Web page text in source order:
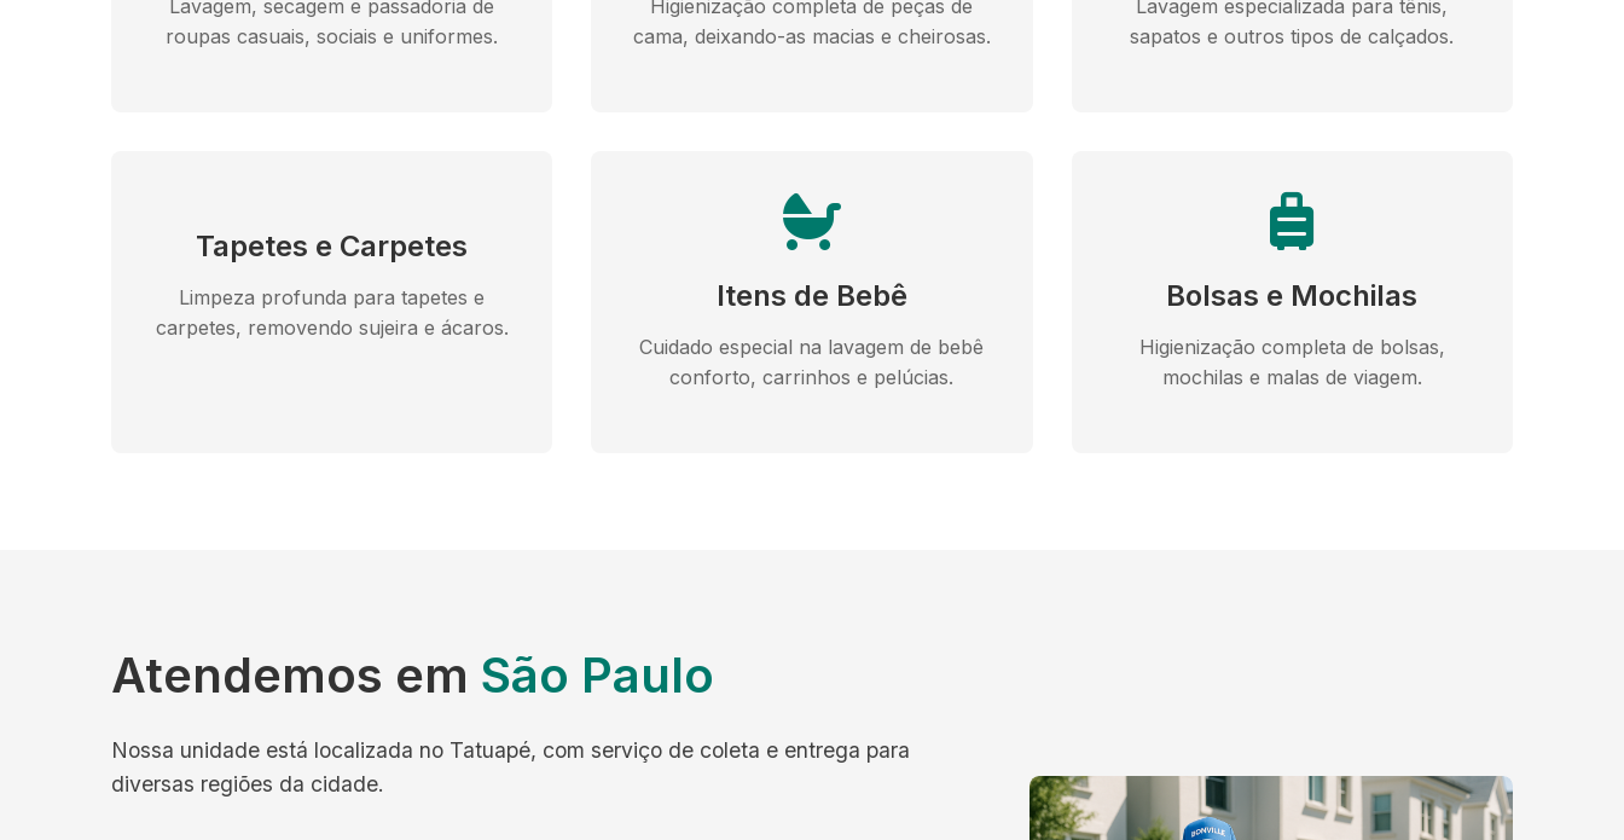
Lavagem, secagem e passadoria de
roupas casuais, sociais e uniformes.
Higienização completa de peças de
cama, deixando-as macias e cheirosas.
Lavagem especializada para tênis,
sapatos e outros tipos de calçados.
Tapetes e Carpetes
Limpeza profunda para tapetes e
carpetes, removendo sujeira e ácaros.
Itens de Bebê
Cuidado especial na lavagem de bebê
conforto, carrinhos e pelúcias.
Bolsas e Mochilas
Higienização completa de bolsas,
mochilas e malas de viagem.
Atendemos em São Paulo
Nossa unidade está localizada no Tatuapé, com serviço de coleta e entrega para
diversas regiões da cidade.